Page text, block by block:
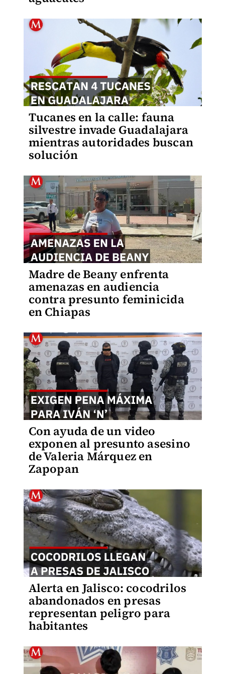
Tucanes en la calle: fauna
silvestre invade Guadalajara
mientras autoridades buscan
solución
Madre de Beany enfrenta
amenazas en audiencia
contra presunto feminicida
en Chiapas
Con ayuda de un video
exponen al presunto asesino
de Valeria Márquez en
Zapopan
Alerta en Jalisco: cocodrilos
abandonados en presas
representan peligro para
habitantes